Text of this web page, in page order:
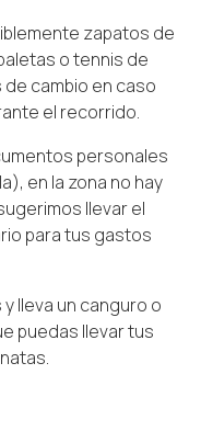
zapatos de
o tennis de
cambio en caso
el recorrido.
personales
en la zona no hay
llevar el
para tus gastos
lleva un canguro o
puedas llevar tus